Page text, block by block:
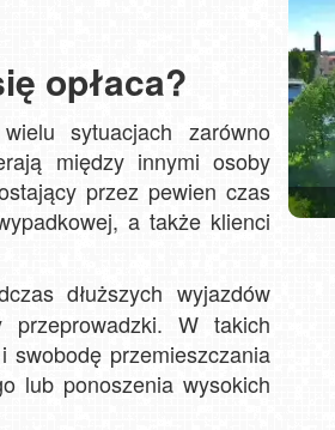
opłaca?
sytuacjach zarówno
między innymi osoby
przez pewien czas
a także klienci
dłuższych wyjazdów
W takich
swobodę przemieszczania
lub ponoszenia wysokich